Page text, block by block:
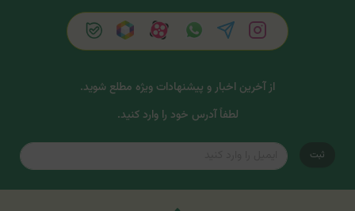
از آخرین اخبار و پیشنهادات ویژه مطلع شوید.
لطفاً آدرس خود را وارد کنید.
ثبت